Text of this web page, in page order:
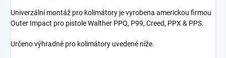
Univerzální montáž pro kolimátory je vyrobena americkou firmou
Outer Impact pro pistole Walther PPQ, P99, Creed, PPX & PPS.
Určeno výhradně pro kolimátory uvedené níže.